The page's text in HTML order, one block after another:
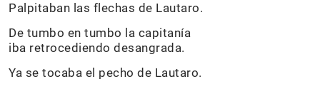
Palpitaban las flechas de Lautaro.
De tumbo en tumbo la capitanía
iba retrocediendo desangrada.
Ya se tocaba el pecho de Lautaro.